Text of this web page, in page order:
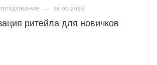
— 16.01.2026
ритейла для новичков